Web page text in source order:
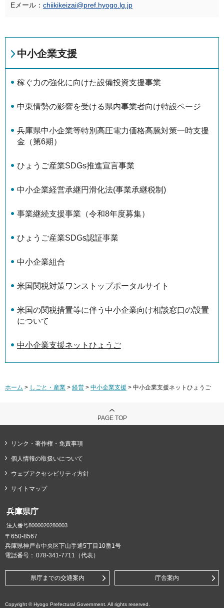
Eメール： chiikikeizai@pref.hyogo.lg.jp
中小企業支援
稼ぐ力の強化に向けた設備投資支援事業
中東情勢の影響を受ける県内事業者向け特設ページ
兵庫県中小企業等特別高圧電力価格高騰対策一時支援
金（第6期）
ひょうご産業SDGs推進宣言事業
中小企業経営承継円滑化法(事業承継税制)
事業継続支援事業（令和8年度募集）
ひょうご産業SDGs認証事業
中小企業組合
米国関税対策ワンストップポータルサイト
米国の関税措置等に伴う中小企業向け相談窓口の設置
について
中小企業支援ネットひょうご
ホーム > しごと・産業 > 経営 > 中小企業支援 > 中小企業支援ネットひょうご
PAGE TOP
リンク・著作権・免責事項
個人情報の取扱いについて
ウェブアクセシビリティ方針
サイトマップ
兵庫県庁
法人番号8000020280003
〒650-8567
兵庫県神戸市中央区下山手通5丁目10番1号
電話番号： 078-341-7711（代表）
県庁までの交通案内 庁舎案内
Copyright © Hyogo Prefectural Government. All rights reserved.